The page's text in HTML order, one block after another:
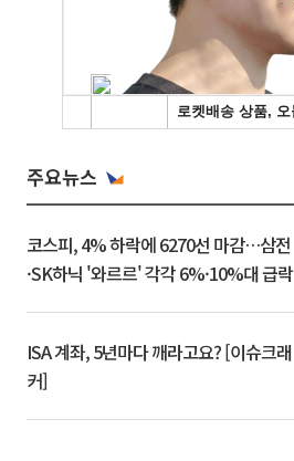
주요뉴스
코스피, 4% 하락에 6270선 마감…삼전
·SK하닉 '와르르' 각각 6%·10%대 급락
ISA 계좌, 5년마다 깨라고요? [이슈크래
커]